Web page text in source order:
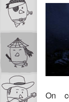
On